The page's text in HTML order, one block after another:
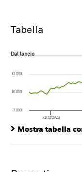
Tabella
Dal lancio
The chart has 1 Y axis
Dal lancio
31/12/2023
7.000
10.000
13.000
Mostra tabella